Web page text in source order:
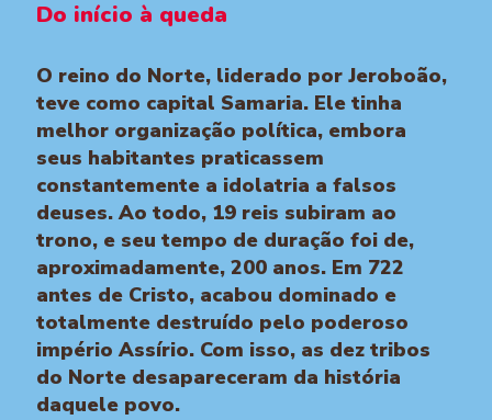
Do início à queda
O reino do Norte, liderado por Jeroboão,
teve como capital Samaria. Ele tinha
melhor organização política, embora
seus habitantes praticassem
constantemente a idolatria a falsos
deuses. Ao todo, 19 reis subiram ao
trono, e seu tempo de duração foi de,
aproximadamente, 200 anos. Em 722
antes de Cristo, acabou dominado e
totalmente destruído pelo poderoso
império Assírio. Com isso, as dez tribos
do Norte desapareceram da história
daquele povo.